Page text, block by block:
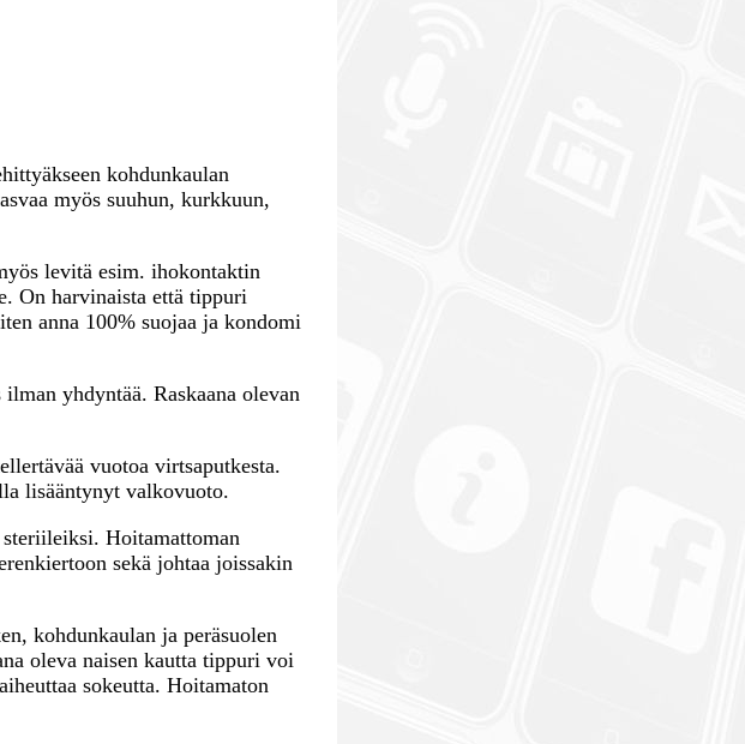
kohdunkaulan
myös suuhun, kurkkuun,
levitä esim. ihokontaktin
On harvinaista että tippuri
anna 100% suojaa ja kondomi
yhdyntää. Raskaana olevan
vuotoa virtsaputkesta.
lisääntynyt valkovuoto.
Hoitamattoman
sekä johtaa joissakin
kohdunkaulan ja peräsuolen
oleva naisen kautta tippuri voi
sokeutta. Hoitamaton